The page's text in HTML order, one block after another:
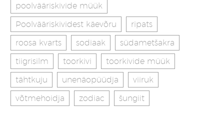
poolvääriskivide müük
Poolvääriskividest käevõru
ripats
roosa kvarts
sodiaak
südametšakra
tiigrisilm
toorkivi
toorkivide müük
tähtkuju
unenäopüüdja
viiruk
võtmehoidja
zodiac šungiit